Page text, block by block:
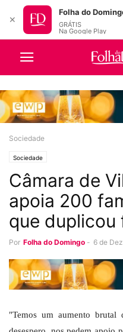
Sociedade
Sociedade
Câmara de
apoia 200
que duplicou
Por Folha do Domingo - 6 de
"Temos um aumento brutal
✕
Folha do
GRÁTIS
Na Google Play